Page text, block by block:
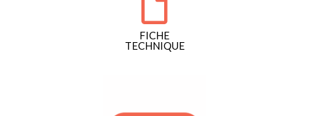
FICHE
TECHNIQUE